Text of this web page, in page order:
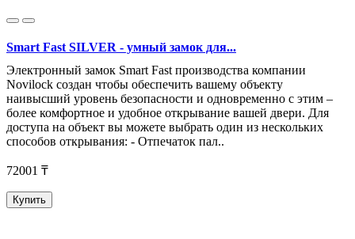
Smart Fast SILVER - умный замок для...
Электронный замок Smart Fast производства компании
Novilock создан чтобы обеспечить вашему объекту
наивысший уровень безопасности и одновременно с этим –
более комфортное и удобное открывание вашей двери. Для
доступа на объект вы можете выбрать один из нескольких
способов открывания: - Отпечаток пал..
72001 ₸
Купить